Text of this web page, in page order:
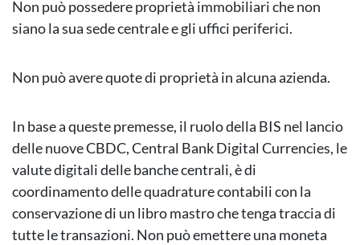
Non può possedere proprietà immobiliari che non
siano la sua sede centrale e gli uffici periferici.
Non può avere quote di proprietà in alcuna azienda.
In base a queste premesse, il ruolo della BIS nel lancio
delle nuove CBDC, Central Bank Digital Currencies, le
valute digitali delle banche centrali, è di
coordinamento delle quadrature contabili con la
conservazione di un libro mastro che tenga traccia di
tutte le transazioni. Non può emettere una moneta